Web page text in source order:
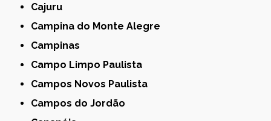
Cajuru
Campina do Monte Alegre
Campinas
Campo Limpo Paulista
Campos Novos Paulista
Campos do Jordão